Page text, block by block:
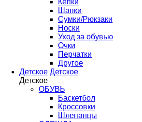
Кепки
Шапки
Сумки/Рюкзаки
Носки
Уход за обувью
Очки
Перчатки
Другое
Детское Детское
Детское
ОБУВЬ
Баскетбол
Кроссовки
Шлепанцы